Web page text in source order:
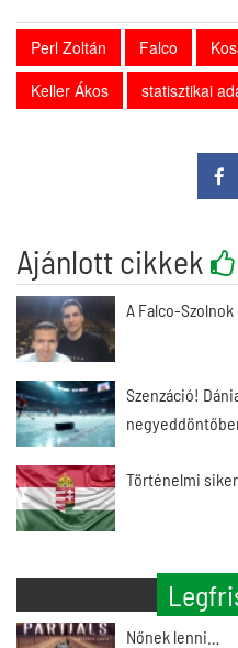
Perl Zoltán Falco
Keller Ákos
statisztikai
Ajánlott cikkek
A Falco-
Szenzáció!
Történelmi
Nőnek lenni…